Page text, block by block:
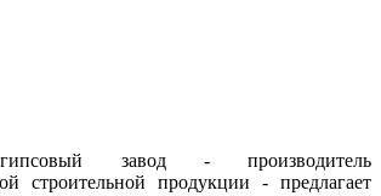
завод - производитель
строительной продукции - предлагает